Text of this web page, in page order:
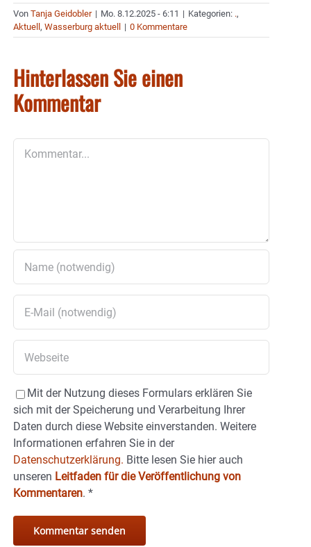
Von Tanja Geidobler | Mo. 8.12.2025 - 6:11 | Kategorien: .,
Aktuell , Wasserburg aktuell | 0 Kommentare
Hinterlassen Sie einen
Kommentar
Mit der Nutzung dieses Formulars erklären Sie
sich mit der Speicherung und Verarbeitung Ihrer
Daten durch diese Website einverstanden. Weitere
Informationen erfahren Sie in der
Datenschutzerklärung. Bitte lesen Sie hier auch
unseren Leitfaden für die Veröffentlichung von
Kommentaren. *